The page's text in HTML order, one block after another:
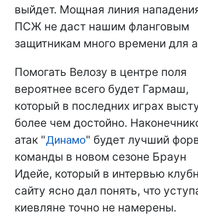
выйдет. Мощная линия
ПСЖ не даст нашим фланговым
защитникам много времени для
Помогать Велозу в центре поля
вероятнее всего будет Гармаш,
который в последних играх
более чем достойно.
атак "Динамо" будет лучший
команды в новом сезоне Браун
Идейе, который в интервью
сайту ясно дал понять, что
киевляне точно не намерены.